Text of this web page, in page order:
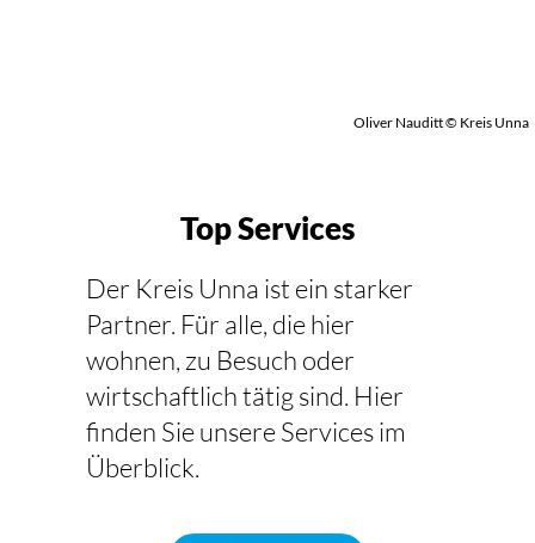
Oliver Nauditt © Kreis Unna
Top Services
Der Kreis Unna ist ein starker
Partner. Für alle, die hier
wohnen, zu Besuch oder
wirtschaftlich tätig sind. Hier
finden Sie unsere Services im
Überblick.